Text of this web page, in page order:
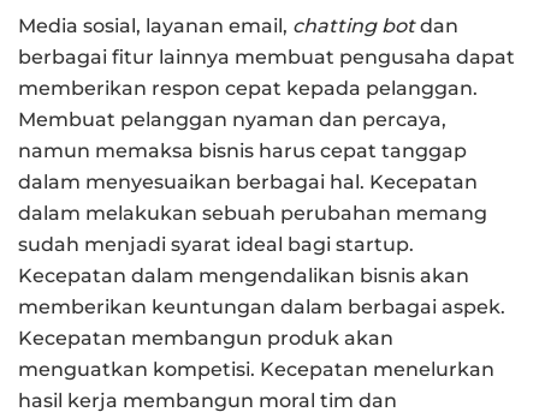
Media sosial, layanan email, chatting botdan
berbagai fitur lainnya membuat pengusaha dapat
memberikan respon cepat kepada pelanggan.
Membuat pelanggan nyaman dan percaya,
namun memaksa bisnis harus cepat tanggap
dalam menyesuaikan berbagai hal. Kecepatan
dalam melakukan sebuah perubahan memang
sudah menjadi syarat ideal bagi startup.
Kecepatan dalam mengendalikan bisnis akan
memberikan keuntungan dalam berbagai aspek.
Kecepatan membangun produk akan
menguatkan kompetisi. Kecepatan menelurkan
hasil kerja membangun moral tim dan